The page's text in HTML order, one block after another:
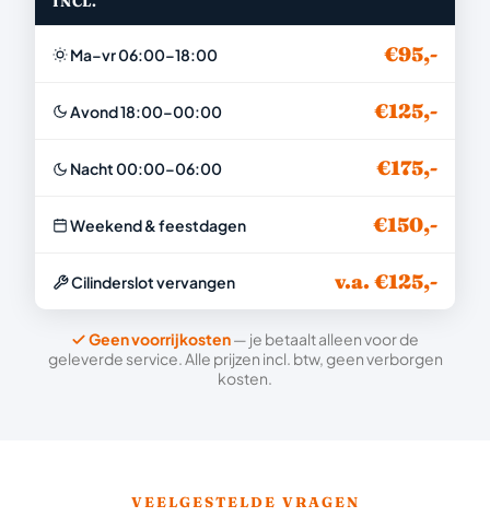
Ma–vr 06:00–18:00 €95,-
Avond 18:00–00:00 €125,-
Nacht 00:00–06:00 €175,-
Weekend & feestdagen €150,-
Cilinderslot vervangen v.a. €125,-
Geen voorrijkosten— je betaalt alleen voor de
geleverde service. Alle prijzen incl. btw, geen verborgen
kosten.
VEELGESTELDE VRAGEN